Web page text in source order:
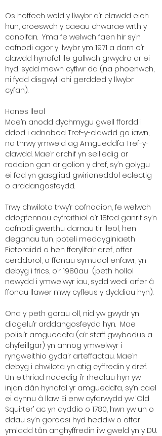
Os hoffech weld y llwybr a’r clawdd eich
hun, croeswch y caeau chwarae wrth y
canolfan. Yma fe welwch faen hir sy’n
cofnodi agor y llwybr ym 1971 a darn o’r
clawdd hynafol lle gallwch grwydro ar ei
hyd, sydd mewn cyflwr da (na phoenwch,
ni fydd disgwyl ichi gerdded y llwybr
cyfan).
Hanes lleol
Mae’n anodd dychmygu gwell ffordd i
ddod i adnabod Tref-y-clawdd go iawn,
na thrwy ymweld ag Amgueddfa Tref-y-
clawdd. Mae’r archif yn seiliedig ar
roddion gan drigolion y dref, sy’n golygu
ei fod yn gasgliad gwirioneddol eclectig
o arddangosfeydd.
Trwy chwilota trwy’r cofnodion, fe welwch
ddogfennau cyfreithiol o’r 18fed ganrif sy’n
cofnodi gwerthu darnau tir lleol, hen
deganau tun, poteli meddyginiaeth
Fictoraidd o hen fferyllfa’r dref, offer
cerddorol, a ffonau symudol enfawr, yn
debyg i frics, o’r 1980au (peth hollol
newydd i ymwelwyr iau, sydd wedi arfer â
ffonau llawer mwy cyfleus y dyddiau hyn).
Ond y peth gorau oll, nid yw gwydr yn
diogelu’r arddangosfeydd hyn. Mae
polisi’r amgueddfa (a’r staff gwybodus a
chyfeillgar) yn annog ymwelwyr i
ryngweithio gyda’r arteffactau. Mae’n
debyg i chwilota yn atig cyffredin y dref.
Un eithriad nodedig i’r rheolau hyn yw
injan dân hynafol yr amgueddfa, sy’n cael
ei dynnu â llaw. Ei enw cyfarwydd yw ‘Old
Squirter’ ac yn dyddio o 1780, hwn yw un o
ddau sy’n goroesi hyd heddiw o offer
ymladd tân anghyffredin i’w gweld yn y DU.